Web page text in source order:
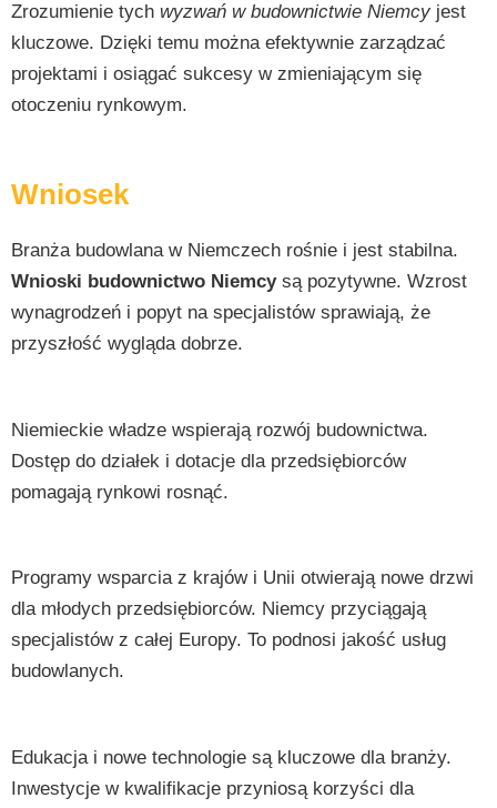
Zrozumienie tych wyzwań w budownictwie Niemcy jest
kluczowe. Dzięki temu można efektywnie zarządzać
projektami i osiągać sukcesy w zmieniającym się
otoczeniu rynkowym.
Wniosek
Branża budowlana w Niemczech rośnie i jest stabilna.
Wnioski budownictwo Niemcysą pozytywne. Wzrost
wynagrodzeń i popyt na specjalistów sprawiają, że
przyszłość wygląda dobrze.
Niemieckie władze wspierają rozwój budownictwa.
Dostęp do działek i dotacje dla przedsiębiorców
pomagają rynkowi rosnąć.
Programy wsparcia z krajów i Unii otwierają nowe drzwi
dla młodych przedsiębiorców. Niemcy przyciągają
specjalistów z całej Europy. To podnosi jakość usług
budowlanych.
Edukacja i nowe technologie są kluczowe dla branży.
Inwestycje w kwalifikacje przyniosą korzyści dla